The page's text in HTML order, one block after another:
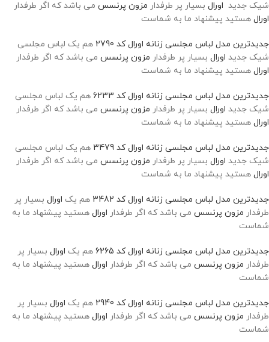
شیک جدید اورال بسیار پر طرفدار مزون پرنسس می باشد که اگر طرفدار
اورال هستید پیشنهاد ما به شماست
جدیدترین مدل لباس مجلسی زنانه اورال کد 2790
هم یک لباس مجلسی
شیک جدید اورال بسیار پر طرفدار مزون پرنسس می باشد که اگر طرفدار
اورال هستید پیشنهاد ما به شماست
جدیدترین مدل لباس مجلسی زنانه اورال کد 6233
هم یک لباس مجلسی
شیک جدید اورال بسیار پر طرفدار مزون پرنسس می باشد که اگر طرفدار
اورال هستید پیشنهاد ما به شماست
جدیدترین مدل لباس مجلسی زنانه اورال کد 3479
هم یک لباس مجلسی
شیک جدید اورال بسیار پر طرفدار مزون پرنسس می باشد که اگر طرفدار
اورال هستید پیشنهاد ما به شماست
جدیدترین مدل لباس مجلسی زنانه اورال کد 3482 هم یک اورال بسیار پر
طرفدار مزون پرنسس می باشد که اگر طرفدار اورال هستید پیشنهاد ما به
شماست
جدیدترین مدل لباس مجلسی زنانه اورال کد 6265 هم یک اورال بسیار پر
طرفدار مزون پرنسس می باشد که اگر طرفدار اورال هستید پیشنهاد ما به
شماست
جدیدترین مدل لباس مجلسی زنانه اورال کد 2940 هم یک اورال بسیار پر
طرفدار مزون پرنسس می باشد که اگر طرفدار اورال هستید پیشنهاد ما به
شماست